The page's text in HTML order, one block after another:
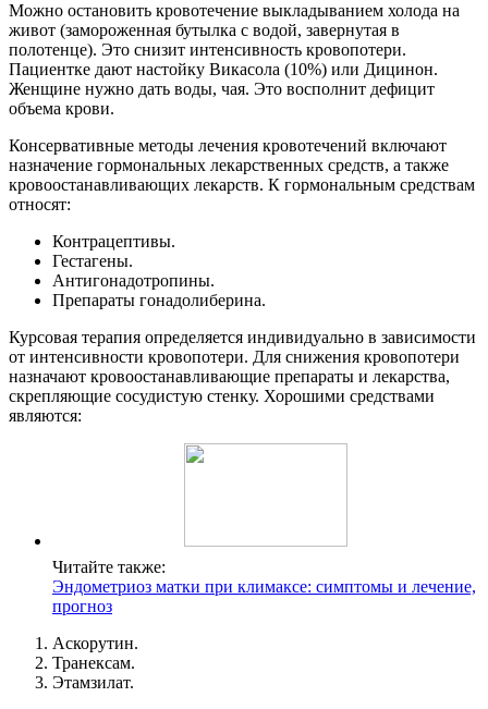
Можно остановить кровотечение выкладыванием холода на
живот (замороженная бутылка с водой, завернутая в
полотенце). Это снизит интенсивность кровопотери.
Пациентке дают настойку Викасола (10%) или Дицинон.
Женщине нужно дать воды, чая. Это восполнит дефицит
объема крови.
Консервативные методы лечения кровотечений включают
назначение гормональных лекарственных средств, а также
кровоостанавливающих лекарств. К гормональным средствам
относят:
Контрацептивы.
Гестагены.
Антигонадотропины.
Препараты гонадолиберина.
Курсовая терапия определяется индивидуально в зависимости
от интенсивности кровопотери. Для снижения кровопотери
назначают кровоостанавливающие препараты и лекарства,
скрепляющие сосудистую стенку. Хорошими средствами
являются:
Читайте также:
Эндометриоз матки при климаксе: симптомы и лечение,
прогноз
Аскорутин.
Транексам.
Этамзилат.